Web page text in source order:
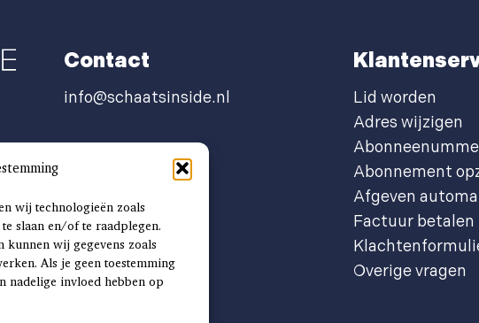
wij technologieën zoals
slaan en/of te raadplegen.
kunnen wij gegevens zoals
Als je geen toestemming
nadelige invloed hebben op
Contact
info@schaatsinside.nl
Lid worden
Adres wijzigen
Abonnement
Afgeven
Factuur betalen
Overige vragen